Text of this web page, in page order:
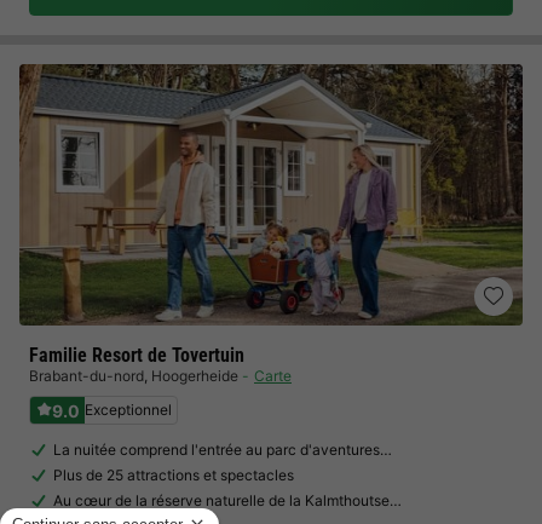
Familie Resort de Tovertuin
Brabant-du-nord, Hoogerheide Carte
9.0 Exceptionnel
La nuitée comprend l'entrée au parc d'aventures…
Plus de 25 attractions et spectacles
Au cœur de la réserve naturelle de la Kalmthoutse…